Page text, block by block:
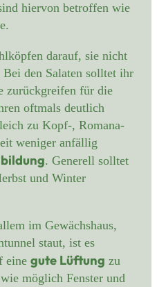
hiervon betroffen wie
darauf, sie nicht
Bei den Salaten solltet ihr
zurückgreifen für die
oftmals deutlich
zu Kopf-, Romana-
weniger anfällig
. Generell solltet
und Winter
im Gewächshaus,
staut, ist es
eine gute Lüftung zu
möglich Fenster und